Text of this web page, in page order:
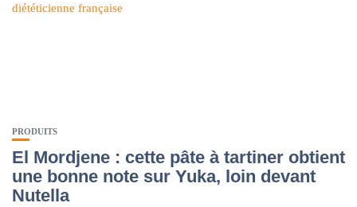
PRODUITS
El Mordjene : cette pâte à tartiner obtient
une bonne note sur Yuka, loin devant
Nutella